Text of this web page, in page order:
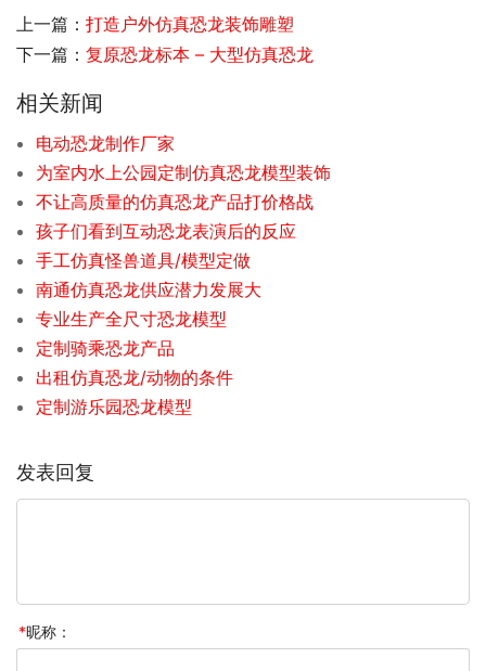
上一篇： 打造户外仿真恐龙装饰雕塑
下一篇： 复原恐龙标本 – 大型仿真恐龙
相关新闻
电动恐龙制作厂家
为室内水上公园定制仿真恐龙模型装饰
不让高质量的仿真恐龙产品打价格战
孩子们看到互动恐龙表演后的反应
手工仿真怪兽道具/模型定做
南通仿真恐龙供应潜力发展大
专业生产全尺寸恐龙模型
定制骑乘恐龙产品
出租仿真恐龙/动物的条件
定制游乐园恐龙模型
发表回复
*昵称：